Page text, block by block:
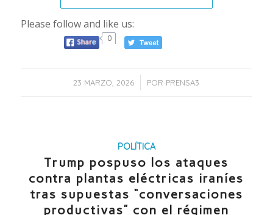
Please follow and like us:
0
23 MARZO, 2026
/ POR PRENSA3
POLÍTICA
Trump pospuso los ataques
contra plantas eléctricas iraníes
tras supuestas “conversaciones
productivas” con el régimen